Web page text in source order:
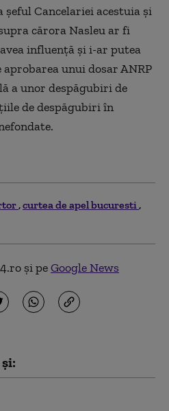
Cancelariei acestuia şi
cărora Nasleu ar fi
influenţă şi i-ar putea
unui dosar ANRP
a unor despăgubiri de
de despăgubiri în
curtea de apel bucuresti
și peGoogle News